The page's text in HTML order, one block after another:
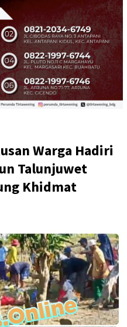
Warga Hadiri
Talunjuwet
Khidmat